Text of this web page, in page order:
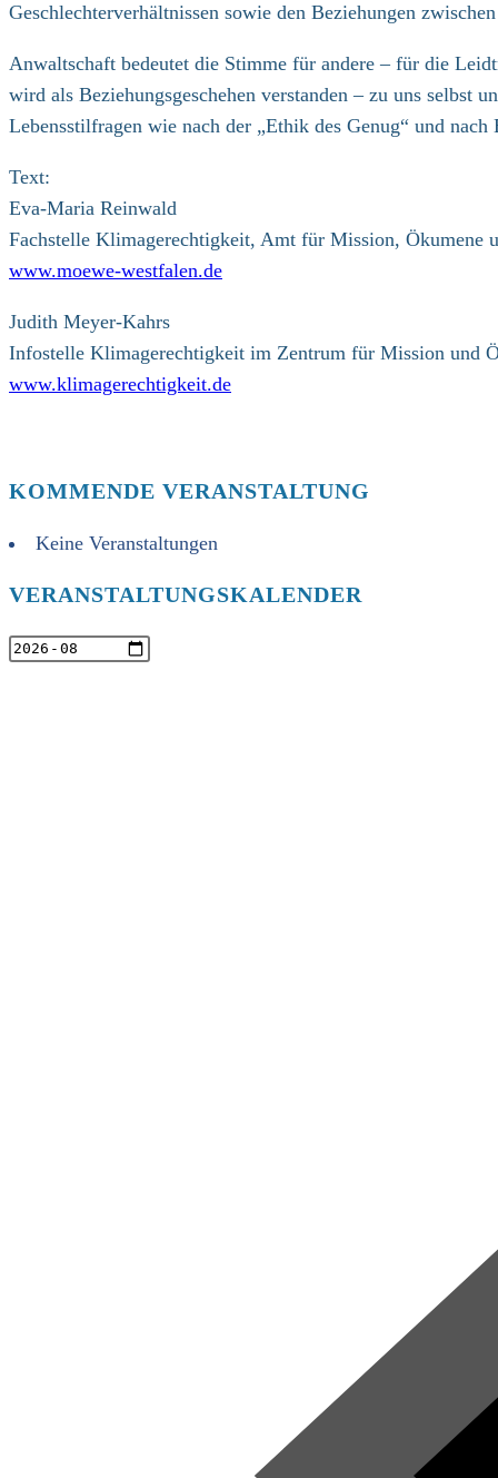
Geschlechterverhältnissen sowie den Beziehungen
Anwaltschaft bedeutet die Stimme für andere – für die
wird als Beziehungsgeschehen verstanden – zu uns selbst
Lebensstilfragen wie nach der „Ethik des Genug“ und
Text:
Eva-Maria Reinwald
Fachstelle Klimagerechtigkeit, Amt für Mission, Ökumene
www.moewe-westfalen.de
Judith Meyer-Kahrs
Infostelle Klimagerechtigkeit im Zentrum für Mission und
www.klimagerechtigkeit.de
KOMMENDE VERANSTALTUNG
Keine Veranstaltungen
VERANSTALTUNGSKALENDER